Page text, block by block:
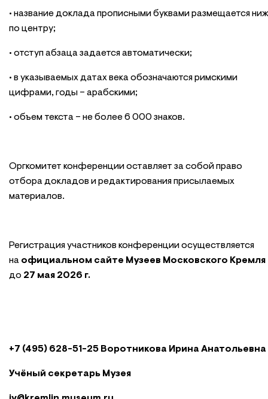
• название доклада прописными буквами размещается
по центру;
• отступ абзаца задается автоматически;
• в указываемых датах века обозначаются римскими
цифрами, годы – арабскими;
• объем текста – не более 6 000 знаков.
Оргкомитет конференции оставляет за собой право
отбора докладов и редактирования присылаемых
материалов.
Регистрация участников конференции осуществляется
на официальном сайте Музеев Московского Кремля
до 27 мая 2026 г.
+7 (495) 628-51-25 Воротникова Ирина Анатольевна
Учёный секретарь Музея